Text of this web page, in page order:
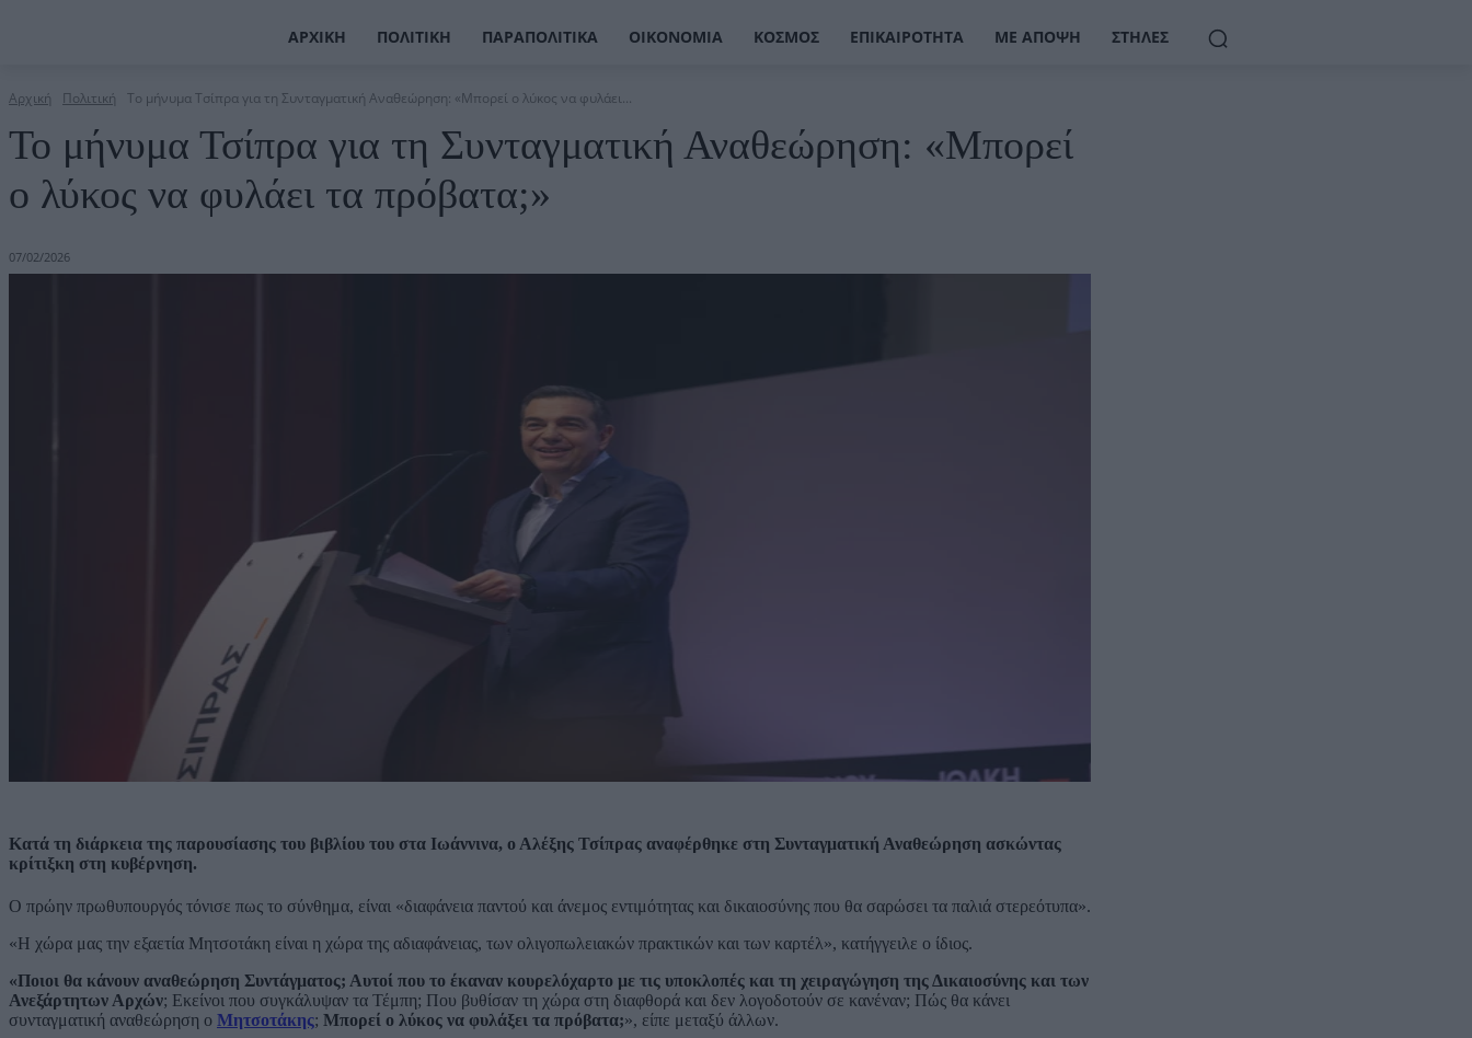
ΑΡΧΙΚΉ ΠΟΛΙΤΙΚΉ ΠΑΡΑΠΟΛΙΤΙΚΆ ΟΙΚΟΝΟΜΊΑ ΚΌΣΜΟΣ ΕΠΙΚΑΙΡΌΤΗΤΑ ΜΕ ΆΠΟΨΗ ΣΤΉΛΕΣ
Αρχική Πολιτική Το μήνυμα Τσίπρα για τη Συνταγματική Αναθεώρηση: «Μπορεί ο λύκος να φυλάει...
Το μήνυμα Τσίπρα για τη Συνταγματική Αναθεώρηση: «Μπορεί
ο λύκος να φυλάει τα πρόβατα;»
07/02/2026
Κατά τη διάρκεια της παρουσίασης του βιβλίου του στα Ιωάννινα, ο Αλέξης Τσίπρας αναφέρθηκε στη Συνταγματική Αναθεώρηση ασκώντας
κρίτιξκη στη κυβέρνηση.
Ο πρώην πρωθυπουργός τόνισε πως το σύνθημα, είναι «διαφάνεια παντού και άνεμος εντιμότητας και δικαιοσύνης που θα σαρώσει τα παλιά στερεότυπα».
«Η χώρα μας την εξαετία Μητσοτάκη είναι η χώρα της αδιαφάνειας, των ολιγοπωλειακών πρακτικών και των καρτέλ», κατήγγειλε ο ίδιος.
«Ποιοι θα κάνουν αναθεώρηση Συντάγματος; Αυτοί που το έκαναν κουρελόχαρτο με τις υποκλοπές και τη χειραγώγηση της Δικαιοσύνης και των
Ανεξάρτητων Αρχών; Εκείνοι που συγκάλυψαν τα Τέμπη; Που βυθίσαν τη χώρα στη διαφθορά και δεν λογοδοτούν σε κανέναν; Πώς θα κάνει
συνταγματική αναθεώρηση ο Μητσοτάκης; Μπορεί ο λύκος να φυλάξει τα πρόβατα;», είπε μεταξύ άλλων.